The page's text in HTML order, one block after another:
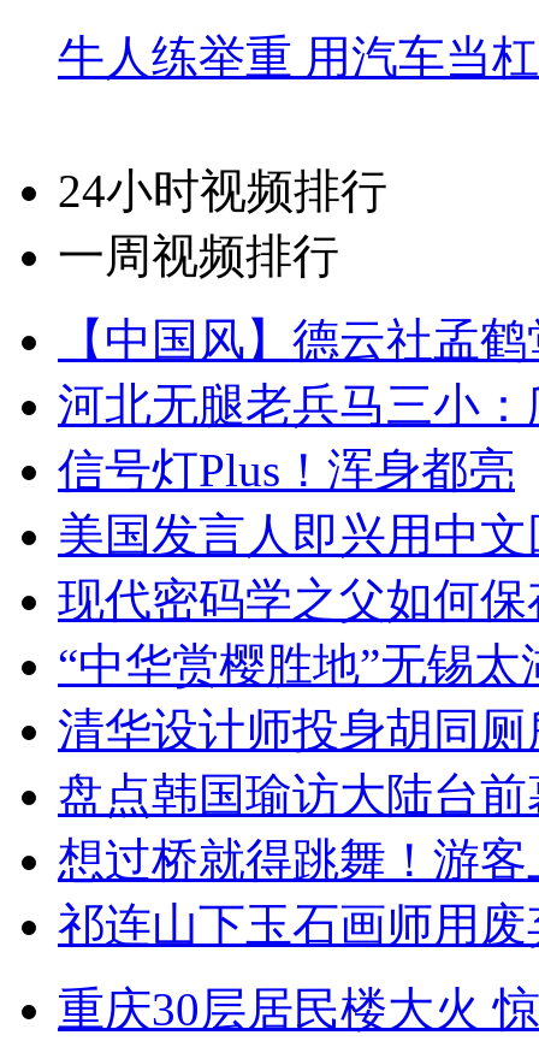
牛人练举重 用汽车当
24小时视频排行
一周视频排行
【中国风】德云社孟
河北无腿老兵马三小
信号灯Plus！浑身都亮
美国发言人即兴用中
现代密码学之父如何
“中华赏樱胜地”无锡
清华设计师投身胡同
盘点韩国瑜访大陆台
想过桥就得跳舞！游客
祁连山下玉石画师用
重庆30层居民楼大火